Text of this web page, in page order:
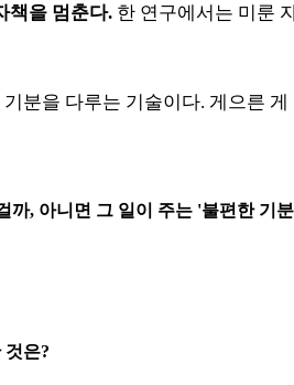
책을 멈춘다. 한 연구에서는 미룬
분을 다루는 기술이다. 게으른
, 아니면 그 일이 주는 '불편한 기
것은?